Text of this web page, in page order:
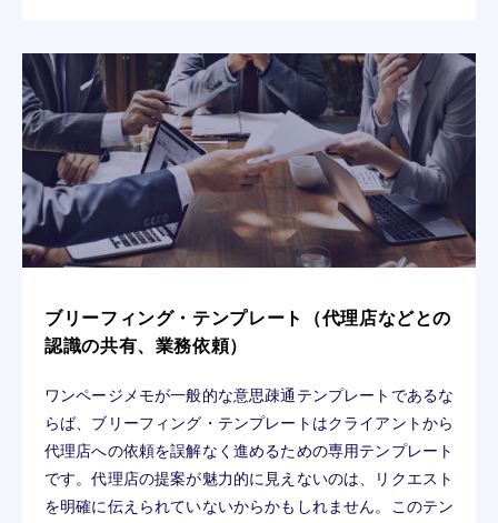
ブリーフィング・テンプレート（代理店などとの
認識の共有、業務依頼）
ワンページメモが一般的な意思疎通テンプレートであるな
らば、ブリーフィング・テンプレートはクライアントから
代理店への依頼を誤解なく進めるための専用テンプレート
です。代理店の提案が魅力的に見えないのは、リクエスト
を明確に伝えられていないからかもしれません。このテン